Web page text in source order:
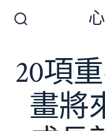
換
開
關
20項
畫將